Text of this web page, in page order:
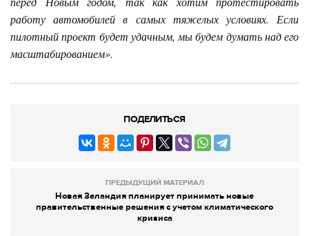
работу автомобилей в самых тяжелых условиях. Если
пилотный проект будет удачным, мы будем думать над его
масштабированием».
ПОДЕЛИТЬСЯ
ПРЕДЫДУЩИЙ МАТЕРИАЛ
Новая Зеландия планирует принимать новые
правительственные решения с учетом климатического
кризиса